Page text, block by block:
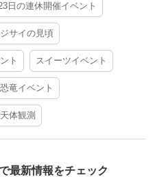
日の連休開催イベント
サイの見頃
ト スイーツイベント
恐竜イベント
体観測
最新情報をチェック